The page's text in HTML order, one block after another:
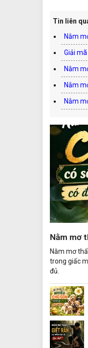
Tin liên
Nằm
Giải
Nằm
Nằm
Nằm
Nằm mơ
Nằm mơ
trong giấc
đủ.